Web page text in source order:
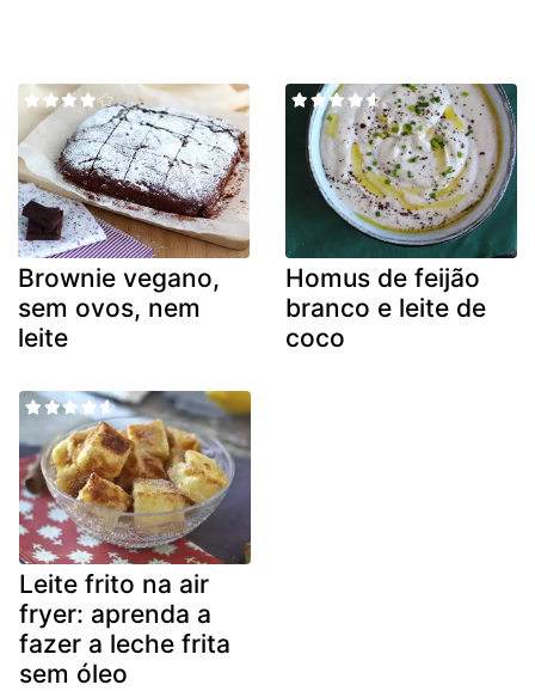
Brownie vegano,
sem ovos, nem
leite
Homus de feijão
branco e leite de
coco
Leite frito na air
fryer: aprenda a
fazer a leche frita
sem óleo